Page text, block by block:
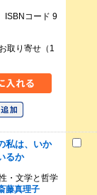
ISBNコード 9
取り寄せ（1
私は、いか
るか
・文学と哲学
藤真理子